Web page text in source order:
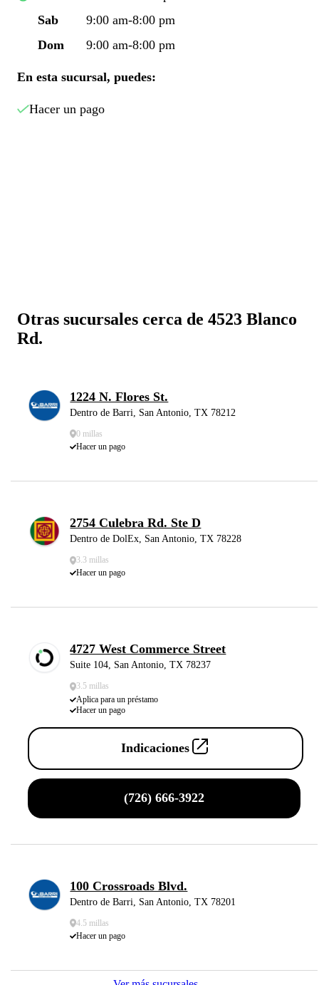
Sab
9:00 am-8:00 pm
Dom
9:00 am-8:00 pm
En esta sucursal, puedes:
Hacer un pago
Otras sucursales cerca de 4523 Blanco
Rd.
1224 N. Flores St.
Dentro de Barri, San Antonio, TX 78212
0 millas
Hacer un pago
2754 Culebra Rd. Ste D
Dentro de DolEx, San Antonio, TX 78228
3.3 millas
Hacer un pago
4727 West Commerce Street
Suite 104, San Antonio, TX 78237
3.5 millas
Aplica para un préstamo
Hacer un pago
Indicaciones
(726) 666-3922
100 Crossroads Blvd.
Dentro de Barri, San Antonio, TX 78201
4.5 millas
Hacer un pago